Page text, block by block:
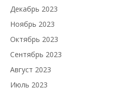
Декабрь 2023
Ноябрь 2023
Октябрь 2023
Сентябрь 2023
Август 2023
Июль 2023